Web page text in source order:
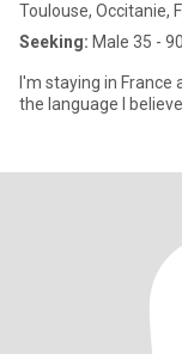
Toulouse, Occitanie,
Seeking: Male 35 - 90
I'm staying in
the language I